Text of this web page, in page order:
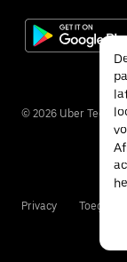
© 2026 Uber
Privacy